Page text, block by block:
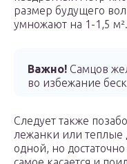
размер будущего
умножают на 1-1,5 м².
Важно! Самцов
во избежание
Следует также
лежанки или
одной, но